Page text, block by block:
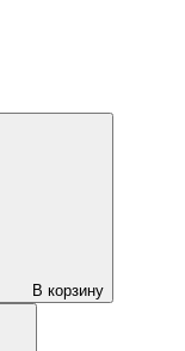
В корзину